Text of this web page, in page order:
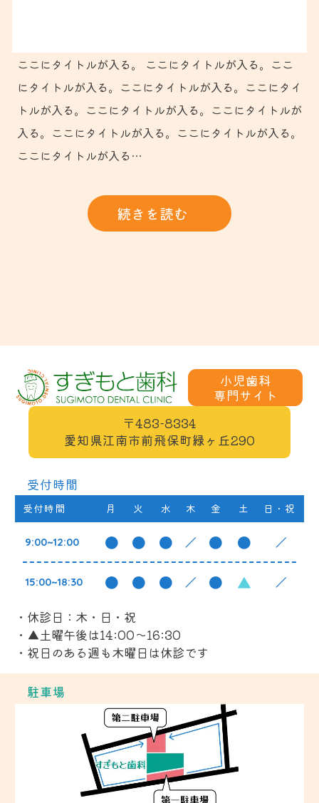
ここにタイトルが入る。 ここにタイトルが入る。ここ
にタイトルが入る。ここにタイトルが入る。ここにタイ
トルが入る。ここにタイトルが入る。ここにタイトルが
入る。ここにタイトルが入る。ここにタイトルが入る。
ここにタイトルが入る…
続きを読む
小児歯科
〒483-8334
愛知県江南市前飛保町緑ヶ丘290
受付時間
受付時間 月 火 水 木 金 土 日・祝
9:00~12:00 ● ● ● ／ ● ● ／
15:00~18:30 ● ● ● ／ ● ▲
／
・休診日：木・日・祝
・▲土曜午後は14:00～16:30
駐車場